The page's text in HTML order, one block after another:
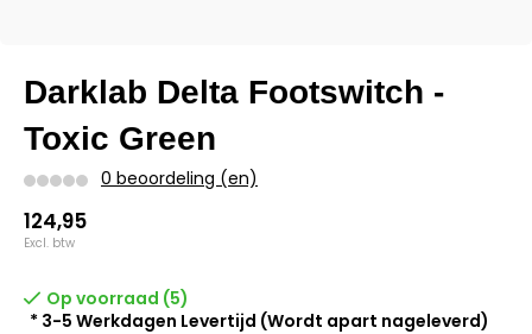
Darklab Delta Footswitch -
Toxic Green
0 beoordeling (en)
124,95
Excl. btw
Op voorraad (5)
* 3-5 Werkdagen Levertijd (Wordt apart nageleverd)